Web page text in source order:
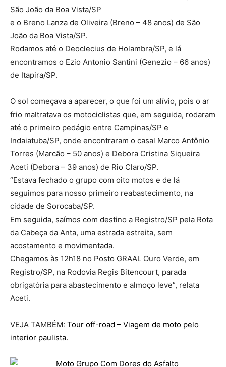
São João da Boa Vista/SP
e o Breno Lanza de Oliveira (Breno – 48 anos) de São
João da Boa Vista/SP.
Rodamos até o Deoclecius de Holambra/SP, e lá
encontramos o Ezio Antonio Santini (Genezio – 66 anos)
de Itapira/SP.
O sol começava a aparecer, o que foi um alívio, pois o ar
frio maltratava os motociclistas que, em seguida, rodaram
até o primeiro pedágio entre Campinas/SP e
Indaiatuba/SP, onde encontraram o casal Marco Antônio
Torres (Marcão – 50 anos) e Debora Cristina Siqueira
Aceti (Debora – 39 anos) de Rio Claro/SP.
“Estava fechado o grupo com oito motos e de lá
seguimos para nosso primeiro reabastecimento, na
cidade de Sorocaba/SP.
Em seguida, saímos com destino a Registro/SP pela Rota
da Cabeça da Anta, uma estrada estreita, sem
acostamento e movimentada.
Chegamos às 12h18 no Posto GRAAL Ouro Verde, em
Registro/SP, na Rodovia Regis Bitencourt, parada
obrigatória para abastecimento e almoço leve”, relata
Aceti.
VEJA TAMBÉM: Tour off-road – Viagem de moto pelo
interior paulista.